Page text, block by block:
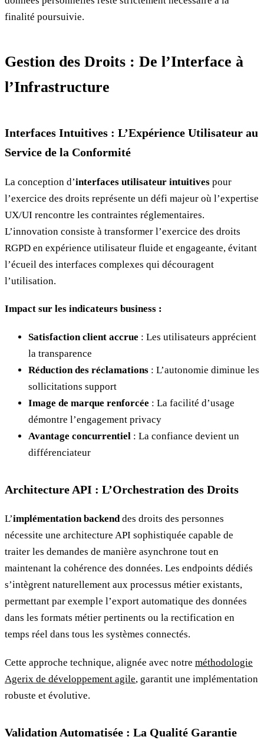
finalité poursuivie.
Gestion des Droits : De l’Interface à
l’Infrastructure
Interfaces Intuitives : L’Expérience Utilisateur au
Service de la Conformité
La conception d’interfaces utilisateur intuitives pour
l’exercice des droits représente un défi majeur où l’expertise
UX/UI rencontre les contraintes réglementaires.
L’innovation consiste à transformer l’exercice des droits
RGPD en expérience utilisateur fluide et engageante, évitant
l’écueil des interfaces complexes qui découragent
l’utilisation.
Impact sur les indicateurs business :
Satisfaction client accrue : Les utilisateurs apprécient
la transparence
Réduction des réclamations : L’autonomie diminue les
sollicitations support
Image de marque renforcée : La facilité d’usage
démontre l’engagement privacy
Avantage concurrentiel : La confiance devient un
différenciateur
Architecture API : L’Orchestration des Droits
L’implémentation backenddes droits des personnes
nécessite une architecture API sophistiquée capable de
traiter les demandes de manière asynchrone tout en
maintenant la cohérence des données. Les endpoints dédiés
s’intègrent naturellement aux processus métier existants,
permettant par exemple l’export automatique des données
dans les formats métier pertinents ou la rectification en
temps réel dans tous les systèmes connectés.
Cette approche technique, alignée avec notre méthodologie
Agerix de développement agile, garantit une implémentation
robuste et évolutive.
Validation Automatisée : La Qualité Garantie